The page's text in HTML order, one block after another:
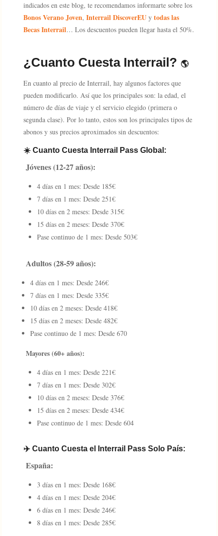
indicados en este blog, te recomendamos informarte sobre los
Bonos Verano Joven,Interrail DiscoverEU y todas las
Becas Interrail… Los descuentos pueden llegar hasta el 50%.
¿Cuanto Cuesta Interrail? 🌎
En cuanto al precio de Interrail, hay algunos factores que
pueden modificarlo. Así que los principales son: la edad, el
número de días de viaje y el servicio elegido (primera o
segunda clase). Por lo tanto, estos son los principales tipos de
abonos y sus precios aproximados sin descuentos:
​☀️​ Cuanto Cuesta Interrail Pass Global:
Jóvenes (12-27 años):
4 días en 1 mes: Desde 185€
7 días en 1 mes: Desde 251€
10 días en 2 meses: Desde 315€
15 días en 2 meses: Desde 370€
Pase continuo de 1 mes: Desde 503€
Adultos (28-59 años):
4 días en 1 mes: Desde 246€
7 días en 1 mes: Desde 335€
10 días en 2 meses: Desde 418€
15 días en 2 meses: Desde 482€
Pase continuo de 1 mes: Desde 670
Mayores (60+ años):
4 días en 1 mes: Desde 221€
7 días en 1 mes: Desde 302€
10 días en 2 meses: Desde 376€
15 días en 2 meses: Desde 434€
Pase continuo de 1 mes: Desde 604
✈️ Cuanto Cuesta el Interrail Pass Solo País:
España:
3 días en 1 mes: Desde 168€
4 días en 1 mes: Desde 204€
6 días en 1 mes: Desde 246€
8 días en 1 mes: Desde 285€